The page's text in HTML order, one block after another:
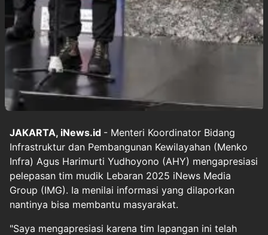
JAKARTA, iNews.id - Menteri Koordinator Bidang
Infrastruktur dan Pembangunan Kewilayahan (Menko
Infra) Agus Harimurti Yudhoyono (AHY) mengapresiasi
pelepasan tim mudik Lebaran 2025 iNews Media
Group (IMG). Ia menilai informasi yang dilaporkan
nantinya bisa membantu masyarakat.
"Saya mengapresiasi karena tim lapangan ini telah